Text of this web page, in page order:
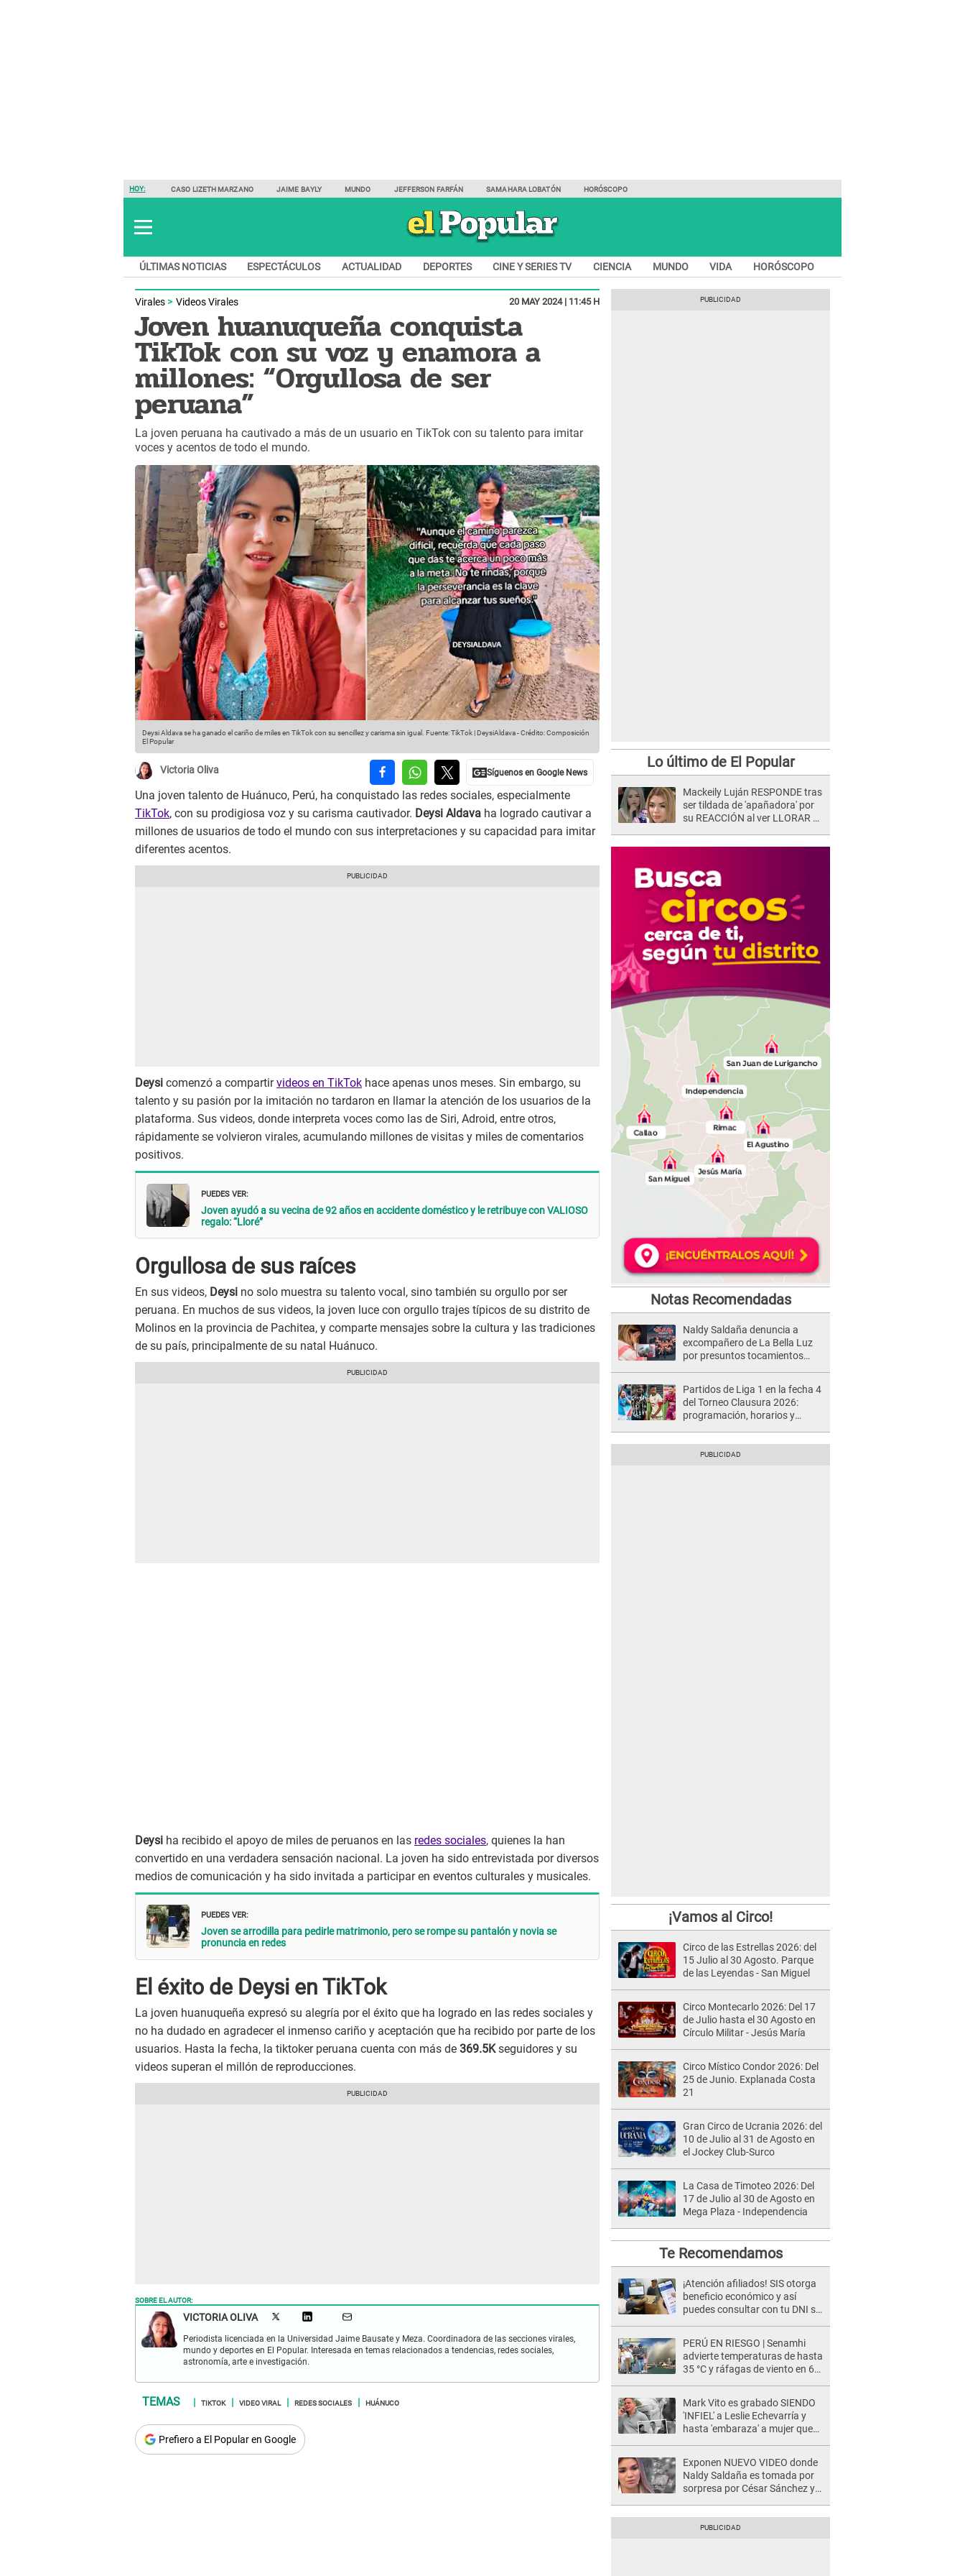
HOY: CASO LIZETH MARZANO JAIME BAYLY MUNDO JEFFERSON FARFÁN SAMAHARA LOBATÓN HORÓSCOPO
ÚLTIMAS NOTICIAS ESPECTÁCULOS ACTUALIDAD DEPORTES CINE Y SERIES TV CIENCIA MUNDO VIDA HORÓSCOPO
Virales Videos Virales 20 MAY 2024 | 11:45 H
Joven huanuqueña conquista
TikTok con su voz y enamora a
millones: “Orgullosa de ser
peruana”
La joven peruana ha cautivado a más de un usuario en TikTok con su talento para imitar
voces y acentos de todo el mundo.
Deysi Aldava se ha ganado el cariño de miles en TikTok con su sencillez y carisma sin igual. Fuente: TikTok | DeysiAldava-Crédito: Composición
El Popular
Victoria Oliva
Una joven talento de Huánuco, Perú, ha conquistado las redes sociales, especialmente
TikTok, con su prodigiosa voz y su carisma cautivador. Deysi Aldava ha logrado cautivar a
millones de usuarios de todo el mundo con sus interpretaciones y su capacidad para imitar
diferentes acentos.
Deysi comenzó a compartirvideos en TikTok hace apenas unos meses. Sin embargo, su
talento y su pasión por la imitación no tardaron en llamar la atención de los usuarios de la
plataforma. Sus videos, donde interpreta voces como las de Siri, Adroid, entre otros,
rápidamente se volvieron virales, acumulando millones de visitas y miles de comentarios
positivos.
PUEDES VER:
Joven ayudó a su vecina de 92 años en accidente doméstico y le retribuye con VALIOSO
regalo: “Lloré”
Orgullosa de sus raíces
En sus videos, Deysi no solo muestra su talento vocal, sino también su orgullo por ser
peruana. En muchos de sus videos, la joven luce con orgullo trajes típicos de su distrito de
Molinos en la provincia de Pachitea, y comparte mensajes sobre la cultura y las tradiciones
de su país, principalmente de su natal Huánuco.
Deysi ha recibido el apoyo de miles de peruanos en las redes sociales, quienes la han
convertido en una verdadera sensación nacional. La joven ha sido entrevistada por diversos
medios de comunicación y ha sido invitada a participar en eventos culturales y musicales.
PUEDES VER:
Joven se arrodilla para pedirle matrimonio, pero se rompe su pantalón y novia se
pronuncia en redes
El éxito de Deysi en TikTok
La joven huanuqueña expresó su alegría por el éxito que ha logrado en las redes sociales y
no ha dudado en agradecer el inmenso cariño y aceptación que ha recibido por parte de los
usuarios. Hasta la fecha, la tiktoker peruana cuenta con más de 369.5Kseguidores y su
videos superan el millón de reproducciones.
SOBRE EL AUTOR:
VICTORIA OLIVA
Periodista licenciada en la Universidad Jaime Bausate y Meza. Coordinadora de las secciones virales,
mundo y deportes en El Popular. Interesada en temas relacionados a tendencias, redes sociales,
astronomía, arte e investigación.
TIKTOK VIDEO VIRAL REDES SOCIALES HUÁNUCO
Prefiero a El Popular en Google
Lo último de El Popular
Mackeily Luján RESPONDE tras
ser tildada de 'apañadora' por
su REACCIÓN al ver LLORAR a
Notas Recomendadas
Naldy Saldaña denuncia a
excompañero de La Bella Luz
por presuntos tocamientos
Partidos de Liga 1 en la fecha 4
del Torneo Clausura 2026:
programación, horarios y
¡Vamos al Circo!
Circo de las Estrellas 2026: del
15 Julio al 30 Agosto. Parque
de las Leyendas - San Miguel
Circo Montecarlo 2026: Del 17
de Julio hasta el 30 Agosto en
Círculo Militar - Jesús María
Circo Místico Condor 2026: Del
25 de Junio. Explanada Costa
21
Gran Circo de Ucrania 2026: del
10 de Julio al 31 de Agosto en
el Jockey Club-Surco
La Casa de Timoteo 2026: Del
17 de Julio al 30 de Agosto en
Mega Plaza - Independencia
Te Recomendamos
¡Atención afiliados! SIS otorga
beneficio económico y así
puedes consultar con tu DNI si
PERÚ EN RIESGO | Senamhi
advierte temperaturas de hasta
35 °C y ráfagas de viento en 6
Mark Vito es grabado SIENDO
'INFIEL' a Leslie Echevarría y
hasta 'embaraza' a mujer que
Exponen NUEVO VIDEO donde
Naldy Saldaña es tomada por
sorpresa por César Sánchez y